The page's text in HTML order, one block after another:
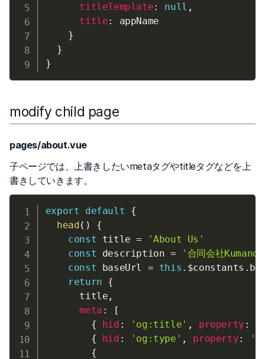
titleTemplate: null ,
title:
appName
}
}
}
modify child page
pages/about.vue
子ページでは、上書きしたいmetaタグやtitleタグなどを上
書きしていきます。
export default
{
head( )
{
const title =
'About Us'
const description =
'合同会社
const baseUrl = this . $constants .
return {
      title
,
meta :
[
{
hid : 'og:title' , property :
{
hid : 'og:type' , property:
{